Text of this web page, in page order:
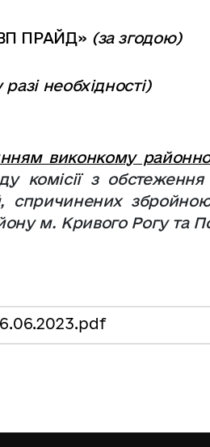
ПРАЙД» (за згодою)
разі необхідності)
виконкому
комісії з
спричинених
м. Кривого Рогу та
.pdf